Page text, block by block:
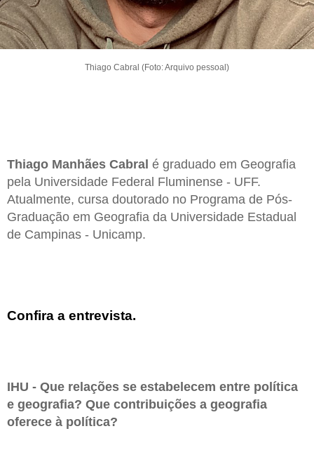
Thiago Cabral (Foto: Arquivo pessoal)
Thiago Manhães Cabral é graduado em Geografia
pela Universidade Federal Fluminense - UFF.
Atualmente, cursa doutorado no Programa de Pós-
Graduação em Geografia da Universidade Estadual
de Campinas - Unicamp.
Confira a entrevista.
IHU - Que relações se estabelecem entre política
e geografia? Que contribuições a geografia
oferece à política?